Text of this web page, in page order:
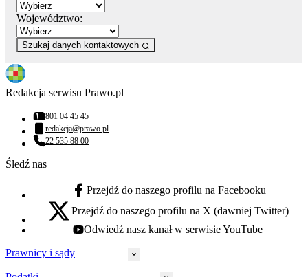
Województwo:
Szukaj danych kontaktowych
Redakcja serwisu Prawo.pl
Numer telefonu:
801 04 45 45
Adres email:
redakcja@prawo.pl
Numer telefonu:
22 535 88 00
Śledź nas
facebook - otwiera się w nowej karcie
Przejdź do naszego profilu na Facebooku
x - otwiera się w nowej karcie
Przejdź do naszego profilu na X (dawniej Twitter)
youtube - otwiera się w nowej karcie
Odwiedź nasz kanał w serwisie YouTube
Prawnicy i sądy